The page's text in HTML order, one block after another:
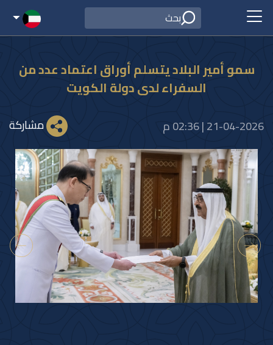
سمو أمير البلاد يتسلم أوراق اعتماد عدد من
السفراء لدى دولة الكويت
21-04-2026 | 02:36 م